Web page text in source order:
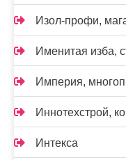
Изол-профи,
Именитая изба,
Империя,
Иннотехстрой,
Интекса